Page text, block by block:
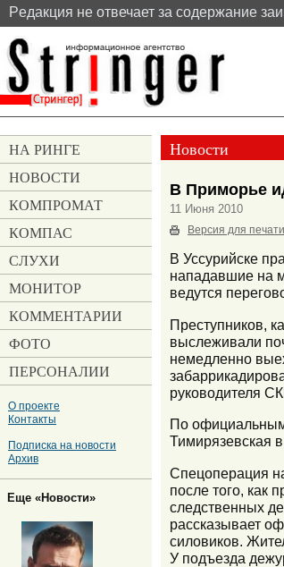
Pедакция не отвечает за содержание
Новости
В Приморье
11 Июня 2010
Версия для печати
В Уссурийске
нападавшие на
ведутся
Преступников,
выслеживали
немедленно
руководителя
По
Тимирязевская
Спецоперация
после того, как
следственных
рассказывает
силовиков.
У подъезда
НА РИНГЕ
НОВОСТИ
КОМПРОМАТ
КОМПАС
СЛУХИ
МОНИТОР
КОММЕНТАРИИ
ФОТО
ПЕРСОНАЛИИ
О проекте
Контакты
Подписка на новости
Архив
Еще «Новости»